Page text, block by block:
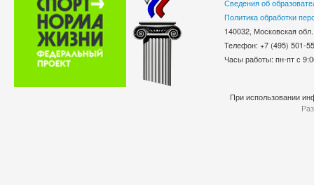
Сведения об
Политика обработки
140032, Московская
Телефон: +7 (495)
Часы работы: пн-пт с
При использовании